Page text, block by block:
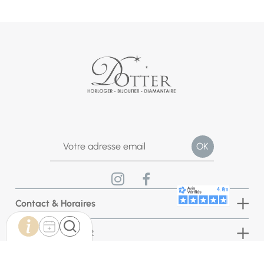
Contact & Horaires
Bijouterie DOTTER